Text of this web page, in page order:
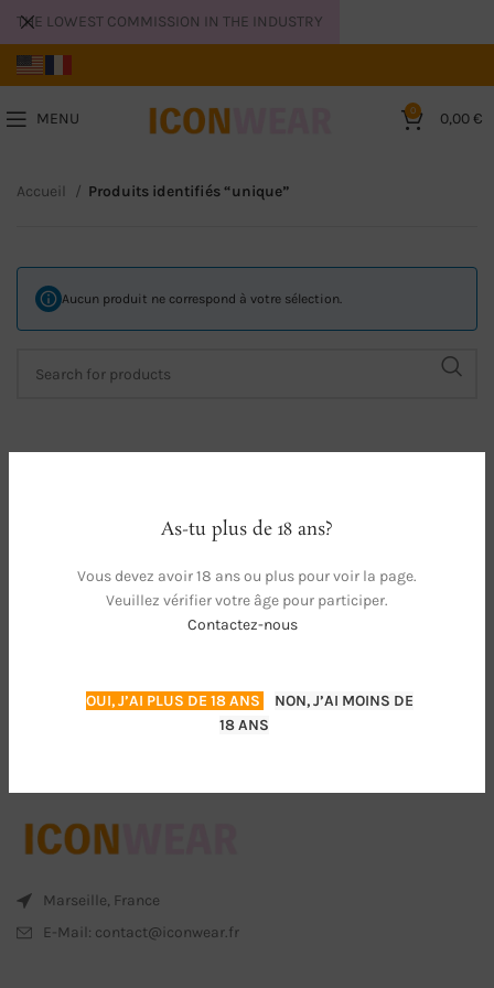
As-tu plus de 18 ans?
Vous devez avoir 18 ans ou plus pour voir la page.
Veuillez vérifier votre âge pour participer.
Contactez-nous
OUI, J’AI PLUS DE 18 ANS
NON, J’AI MOINS DE
18 ANS
MENU 0 0,00€
Accueil Produits identifiés “unique”
Aucun produit ne correspond à votre sélection.
Marseille, France
E-Mail: contact@iconwear.fr
THE LOWEST COMMISSION IN THE INDUSTRY